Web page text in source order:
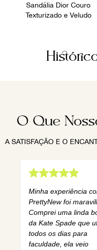
Sandália Dior Couro
Texturizado e Veludo
O Que
A SATISFAÇÃO E O
Minha experiência
PrettyNew foi
Comprei uma linda
da Kate Spade que
todos os dias para
faculdade, ela veio